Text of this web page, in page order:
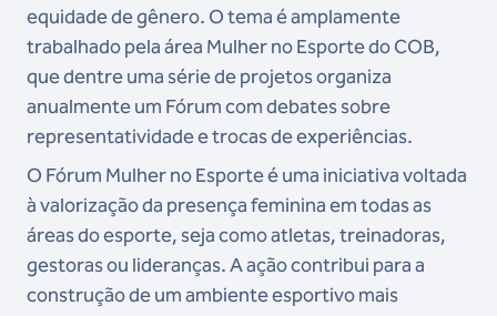
equidade de gênero. O tema é amplamente
trabalhado pela área Mulher no Esporte do COB,
que dentre uma série de projetos organiza
anualmente um Fórum com debates sobre
representatividade e trocas de experiências.
O Fórum Mulher no Esporte é uma iniciativa voltada
à valorização da presença feminina em todas as
áreas do esporte, seja como atletas, treinadoras,
gestoras ou lideranças. A ação contribui para a
construção de um ambiente esportivo mais